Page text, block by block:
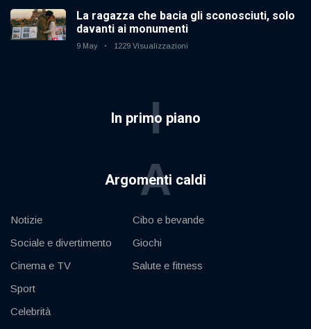
La ragazza che bacia gli sconosciuti, solo
davanti ai monumenti
9 May 1229 Visualizzazioni
In primo piano
I
Argomenti caldi
A
Notizie
Sociale e divertimento
Cinema e TV
Sport
Celebrità
Cibo e bevande
Giochi
Salute e fitness